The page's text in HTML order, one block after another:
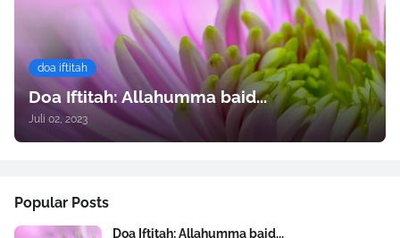
doa iftitah
Doa Iftitah: Allahumma baid...
Juli 02, 2023
Popular Posts
Doa Iftitah: Allahumma baid...